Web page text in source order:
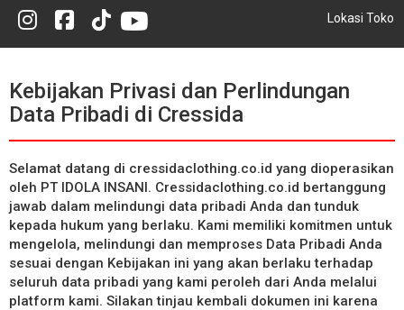
Lokasi Toko
Kebijakan Privasi dan Perlindungan
Data Pribadi di Cressida
Selamat datang di cressidaclothing.co.id yang dioperasikan
oleh PT IDOLA INSANI. Cressidaclothing.co.id bertanggung
jawab dalam melindungi data pribadi Anda dan tunduk
kepada hukum yang berlaku. Kami memiliki komitmen untuk
mengelola, melindungi dan memproses Data Pribadi Anda
sesuai dengan Kebijakan ini yang akan berlaku terhadap
seluruh data pribadi yang kami peroleh dari Anda melalui
platform kami. Silakan tinjau kembali dokumen ini karena